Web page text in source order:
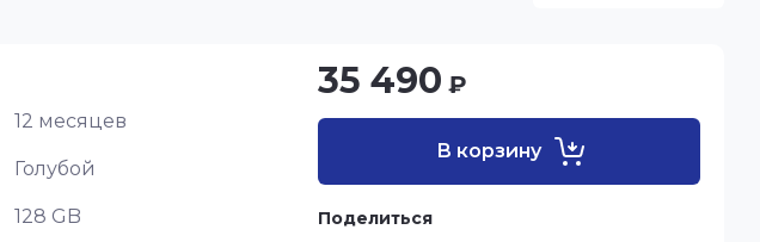
12 месяцев
Голубой
128 GB
35 490 ₽
В корзину
Поделиться